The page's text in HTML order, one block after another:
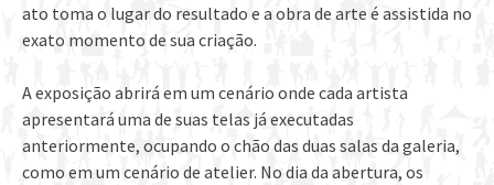
ato toma o lugar do resultado e a obra de arte é assistida no
exato momento de sua criação.
A exposição abrirá em um cenário onde cada artista
apresentará uma de suas telas já executadas
anteriormente, ocupando o chão das duas salas da galeria,
como em um cenário de atelier. No dia da abertura, os